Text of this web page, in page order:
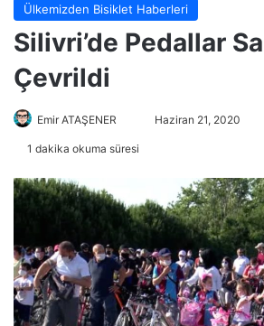
Ülkemizden Bisiklet Haberleri
Silivri’de Pedallar
Çevrildi
Emir ATAŞENER
-
p
o
s
t
a
Haziran 21, 2020
1 dakika okuma süresi